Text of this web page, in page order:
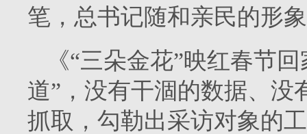
笔，总书记随和亲民的形
《“三朵金花”映红春节
道”，没有干涸的数据、没
抓取，勾勒出采访对象的